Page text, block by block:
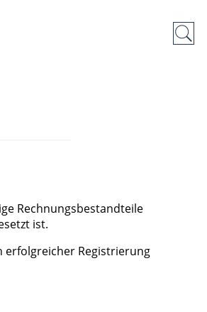
Rechnungsbestandteile
ist.
erfolgreicher Registrierung